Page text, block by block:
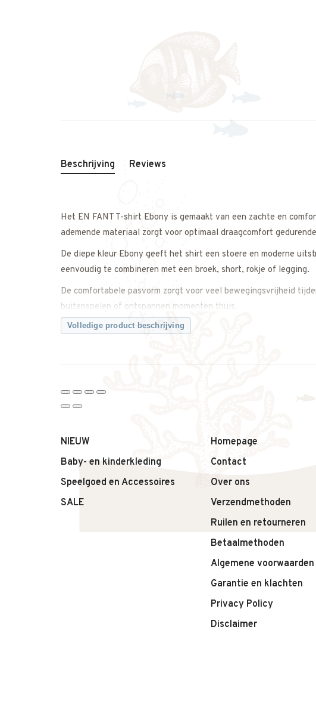
Beschrijving Reviews
Het EN FANT T-shirt Ebony is gemaakt van een zachte en
ademende materiaal zorgt voor optimaal draagcomfort
De diepe kleur Ebony geeft het shirt een stoere en moderne
eenvoudig te combineren met een broek, short, rokje of legging.
De comfortabele pasvorm zorgt voor veel bewegingsvrijheid
buitenspelen of ontspannen momenten thuis.
Een comfortabele en veelzijdige basic die zachtheid,
• T-shirt van EN FANT
• Model: Ebony
• Ademend materiaal
• Comfortabele pasvorm
• Stoere donkere kleur
• Tijdloos en veelzijdig design
• Geschikt voor dagelijks gebruik
Volledige product beschrijving
NIEUW
Baby- en kinderkleding
Speelgoed en Accessoires
SALE
Homepage
Contact
Over ons
Verzendmethoden
Ruilen en retourneren
Betaalmethoden
Algemene voorwaarden
Garantie en klachten
Privacy Policy
Disclaimer